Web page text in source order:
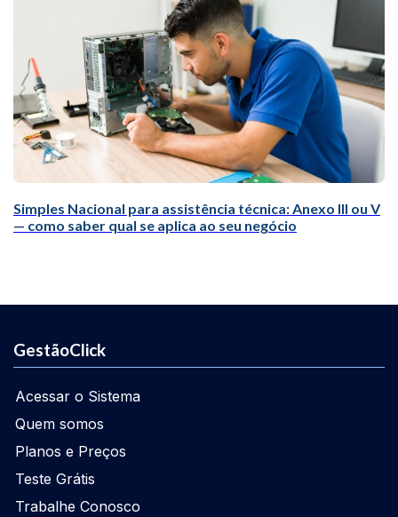
Simples Nacional para assistência técnica: Anexo III ou V
— como saber qual se aplica ao seu negócio
GestãoClick
Acessar o Sistema
Quem somos
Planos e Preços
Teste Grátis
Trabalhe Conosco